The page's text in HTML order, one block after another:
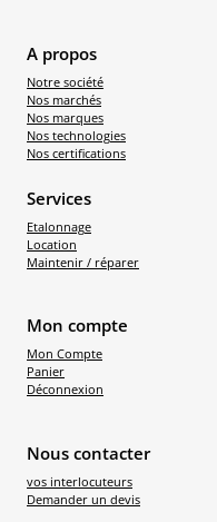
A propos
Notre société
Nos marchés
Nos marques
Nos technologies
Nos certifications
Services
Etalonnage
Location
Maintenir / réparer
Mon compte
Mon Compte
Panier
Déconnexion
Nous contacter
vos interlocuteurs
Demander un devis